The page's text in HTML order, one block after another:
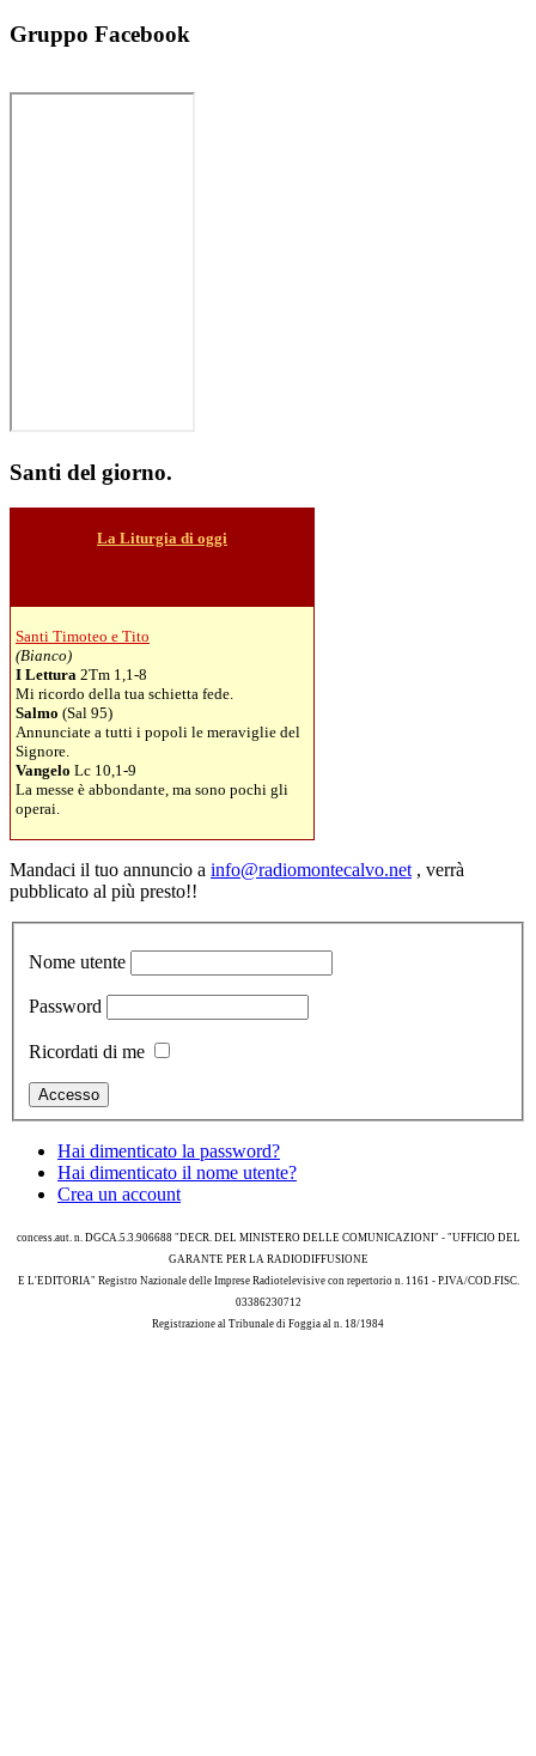
Gruppo Facebook
Santi del giorno.
La Liturgia di oggi
Santi Timoteo e Tito
(Bianco)
I Lettura 2Tm 1,1-8
Mi ricordo della tua schietta fede.
Salmo (Sal 95)
Annunciate a tutti i popoli le meraviglie del
Signore.
Vangelo Lc 10,1-9
La messe è abbondante, ma sono pochi gli
operai.
Mandaci il tuo annuncio a info@radiomontecalvo.net , verrà
pubblicato al più presto!!
Nome utente
Password
Ricordati di me
Hai dimenticato la password?
Hai dimenticato il nome utente?
Crea un account
concess.aut. n. DGCA.5.3.906688 "DECR. DEL MINISTERO DELLE COMUNICAZIONI" - "UFFICIO DEL
GARANTE PER LA RADIODIFFUSIONE
E L'EDITORIA" Registro Nazionale delle Imprese Radiotelevisive con repertorio n. 1161 - P.IVA/COD.FISC.
03386230712
Registrazione al Tribunale di Foggia al n. 18/1984